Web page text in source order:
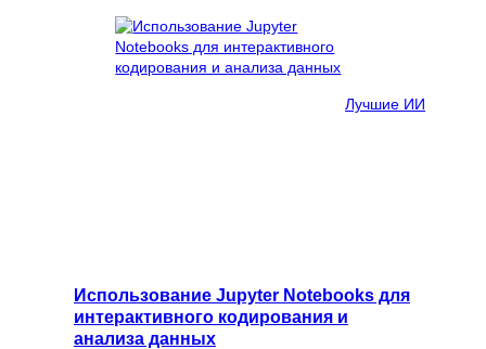
Лучшие ИИ
Использование Jupyter Notebooks для
интерактивного кодирования и
анализа данных